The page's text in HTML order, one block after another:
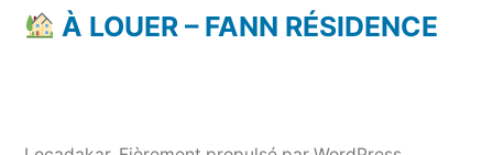
À LOUER – FANN RÉSIDENCE